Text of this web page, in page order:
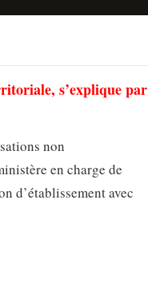
s’explique par
non
en charge de
d’établissement avec